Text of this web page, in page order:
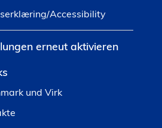
Accessibility
erneut aktivieren
und Virk